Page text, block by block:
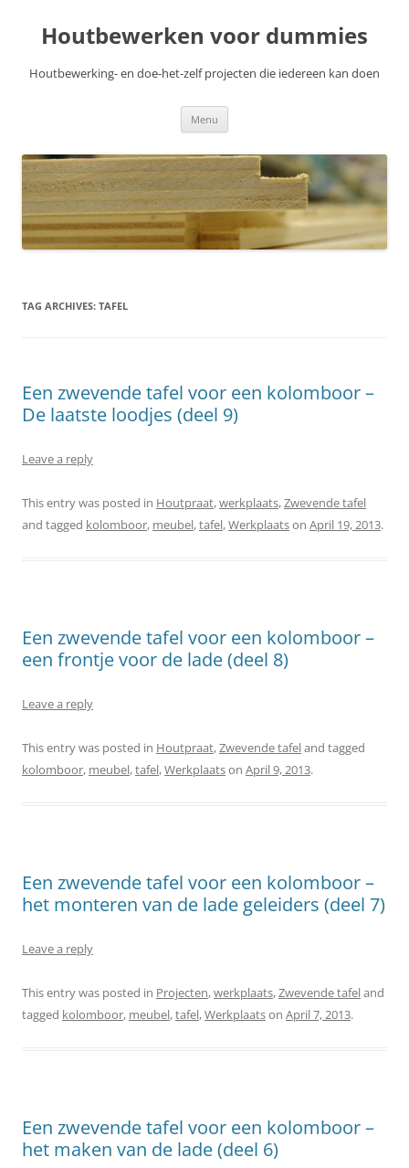
content
Houtbewerken voor dummies
Houtbewerking- en doe-het-zelf projecten die iedereen kan doen
Menu
TAG ARCHIVES: TAFEL
Een zwevende tafel voor een kolomboor –
De laatste loodjes (deel 9)
Leave a reply
This entry was posted in Houtpraat,werkplaats,Zwevende tafel
and tagged kolomboor, meubel,tafel,Werkplaatson April 19, 2013.
Een zwevende tafel voor een kolomboor –
een frontje voor de lade (deel 8)
Leave a reply
This entry was posted in Houtpraat,Zwevende tafeland tagged
kolomboor, meubel,tafel,Werkplaatson April 9, 2013.
Een zwevende tafel voor een kolomboor –
het monteren van de lade geleiders (deel 7)
Leave a reply
This entry was posted in Projecten,werkplaats,Zwevende tafeland
tagged kolomboor, meubel,tafel,Werkplaatson April 7, 2013.
Een zwevende tafel voor een kolomboor –
het maken van de lade (deel 6)